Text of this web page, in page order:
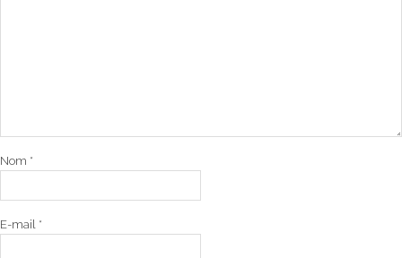
Nom *
E-mail *